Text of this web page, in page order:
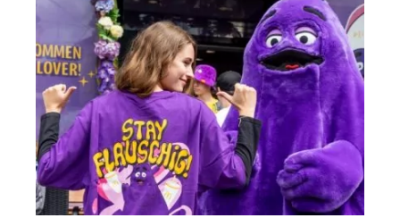
Product Specials
Company Profiles
Best Practices
Brand Storys